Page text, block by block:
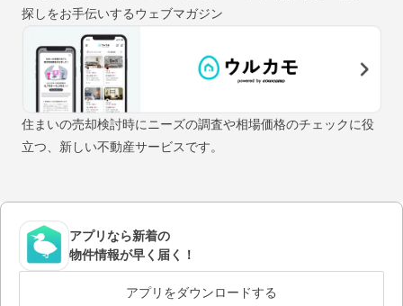
探しをお手伝いするウェブマガジン
住まいの売却検討時にニーズの調査や相場価格のチェックに役
立つ、新しい不動産サービスです。
アプリなら新着の
物件情報が早く届く！
アプリをダウンロードする